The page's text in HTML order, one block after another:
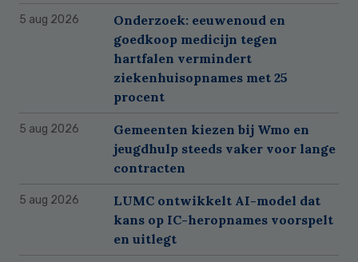
5 aug 2026
Onderzoek: eeuwenoud en
goedkoop medicijn tegen
hartfalen vermindert
ziekenhuisopnames met 25
procent
5 aug 2026
Gemeenten kiezen bij Wmo en
jeugdhulp steeds vaker voor lange
contracten
5 aug 2026
LUMC ontwikkelt AI-model dat
kans op IC-heropnames voorspelt
en uitlegt